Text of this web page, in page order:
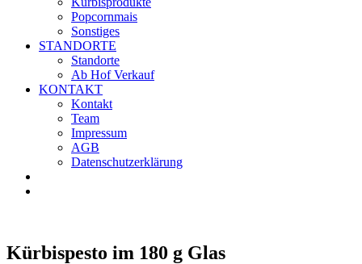
Popcornmais
Sonstiges
STANDORTE
Standorte
Ab Hof Verkauf
KONTAKT
Kontakt
Team
Impressum
AGB
Datenschutzerklärung
Kürbispesto im 180 g Glas